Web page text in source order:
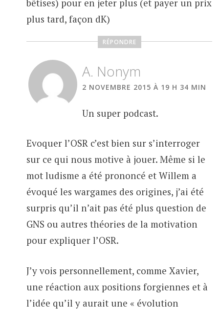
bêtises) pour en jeter plus (et payer un prix
plus tard, façon dK)
RÉPONDRE
A. Nonym
2 NOVEMBRE 2015 À 19 H 34 MIN
Un super podcast.
Evoquer l’OSR c’est bien sur s’interroger
sur ce qui nous motive à jouer. Même si le
mot ludisme a été prononcé et Willem a
évoqué les wargames des origines, j’ai été
surpris qu’il n’ait pas été plus question de
GNS ou autres théories de la motivation
pour expliquer l’OSR.
J’y vois personnellement, comme Xavier,
une réaction aux positions forgiennes et à
l’idée qu’il y aurait une « évolution